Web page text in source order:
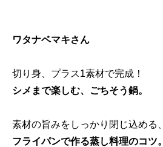
ワタナベマキさん
切り身、プラス1素材で完成！
シメまで楽しむ、ごちそう鍋。
素材の旨みをしっかり閉じ込める、
フライパンで作る蒸し料理のコツ。